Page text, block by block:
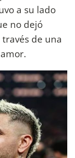
a su lado
no dejó
de una